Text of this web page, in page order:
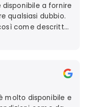
a fornire
qualsiasi dubbio.
come descritta.
molto disponibile e